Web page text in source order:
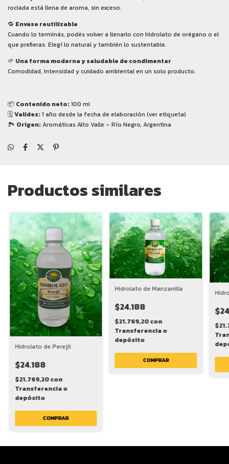
rociada está llena de aroma, sin exceso.
🔁 Envase reutilizable
Cuando lo terminás, podés volver a llenarlo con hidrolato de orégano o el
que prefieras. Elegí lo natural y también lo sustentable.
🌱 Una forma moderna y saludable de condimentar
Comodidad, intensidad y cuidado ambiental en un solo producto.
📦 Contenido neto:100 ml
🗓Validez:1 año desde la fecha de elaboración (ver etiqueta)
🏞 Origen:Aromáticas Alto Valle – Río Negro, Argentina
Productos similares
Hidrolato de Perejil
$24.188
$21.769,20con
Transferencia o
depósito
COMPRAR
Hidrolato de Manzanilla
$24.188
$21.769,20con
Transferencia o
depósito
COMPRAR